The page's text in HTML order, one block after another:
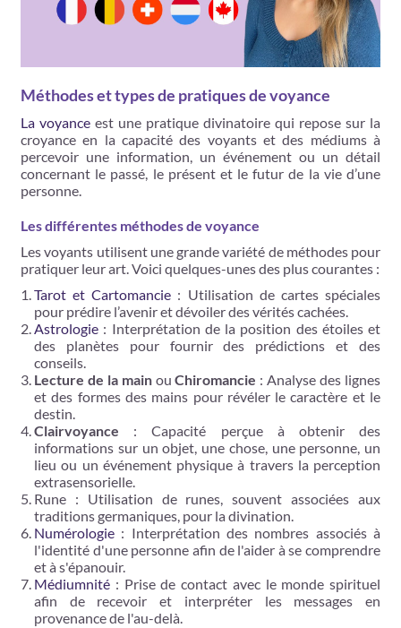
Méthodes et types de pratiques de voyance
La voyance est une pratique divinatoire qui repose sur la
croyance en la capacité des voyants et des médiums à
percevoir une information, un événement ou un détail
concernant le passé, le présent et le futur de la vie d’une
personne.
Les différentes méthodes de voyance
Les voyants utilisent une grande variété de méthodes pour
pratiquer leur art. Voici quelques-unes des plus courantes :
Tarot et Cartomancie : Utilisation de cartes spéciales
pour prédire l’avenir et dévoiler des vérités cachées.
Astrologie : Interprétation de la position des étoiles et
des planètes pour fournir des prédictions et des
conseils.
Lecture de la mainouChiromancie : Analyse des lignes
et des formes des mains pour révéler le caractère et le
destin.
Clairvoyance : Capacité perçue à obtenir des
informations sur un objet, une chose, une personne, un
lieu ou un événement physique à travers la perception
extrasensorielle.
Rune : Utilisation de runes, souvent associées aux
traditions germaniques, pour la divination.
Numérologie : Interprétation des nombres associés à
l'identité d'une personne afin de l'aider à se comprendre
et à s'épanouir.
Médiumnité : Prise de contact avec le monde spirituel
afin de recevoir et interpréter les messages en
provenance de l'au-delà.